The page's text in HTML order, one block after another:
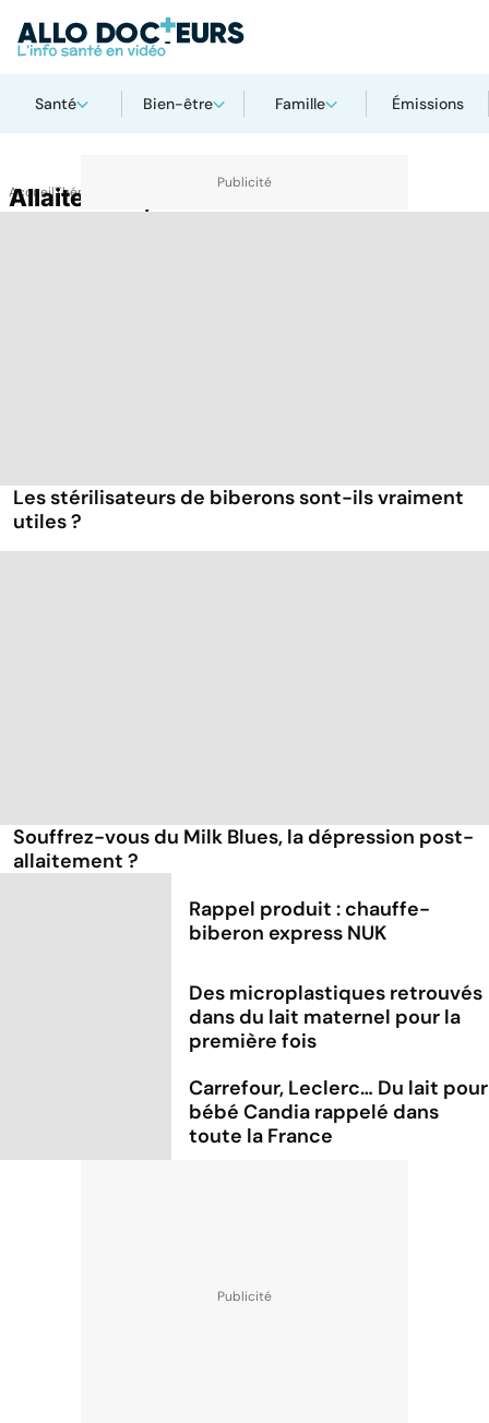
Santé Bien-être Famille Émissions
AccueilThématiques
Allaitement, biberon
Les stérilisateurs de biberons sont-ils vraiment
utiles ?
Souffrez-vous du Milk Blues, la dépression post-
allaitement ?
Rappel produit : chauffe-
biberon express NUK
Des microplastiques retrouvés
dans du lait maternel pour la
première fois
Carrefour, Leclerc… Du lait pour
bébé Candia rappelé dans
toute la France